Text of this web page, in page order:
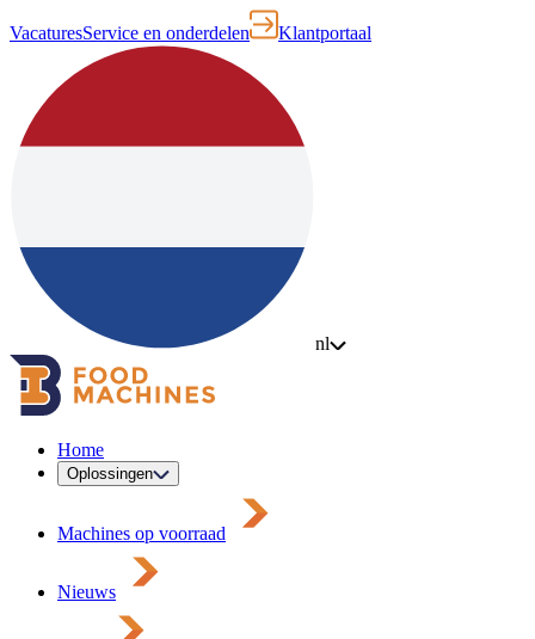
VacaturesService en onderdelen Klantportaal
nl
Home
Oplossingen
Machines op voorraad
Nieuws